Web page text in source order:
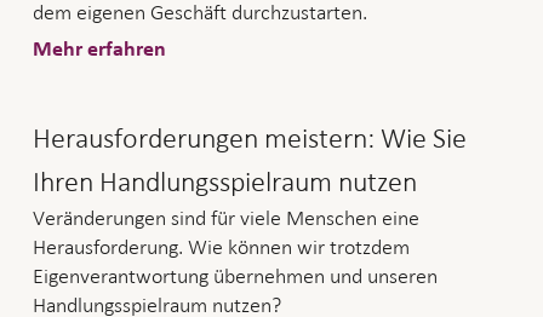
dem eigenen Geschäft durchzustarten.
Mehr erfahren
Herausforderungen meistern: Wie Sie
Ihren Handlungsspielraum nutzen
Veränderungen sind für viele Menschen eine
Herausforderung. Wie können wir trotzdem
Eigenverantwortung übernehmen und unseren
Handlungsspielraum nutzen?